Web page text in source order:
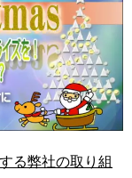
る弊社の取り組